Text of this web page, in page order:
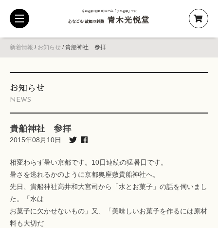
京都老舗 創業 明治25年「京の老舗」受賞
心なごむ 故郷の銘菓 青木光悦堂
toggle
navigation
新着情報 / お知らせ /貴船神社 参拝
お知らせ
NEWS
貴船神社 参拝
2015年08月10日
相変わらず暑い京都です。10日連続の猛暑日です。
暑さを逃れるかのように京都奥座敷貴船神社へ。
先日、貴船神社高井和大宮司から「水とお菓子」の話を伺いまし
た。「水は
お菓子に欠かせないもの」又、「美味しいお菓子を作るには原材
料も大切だ